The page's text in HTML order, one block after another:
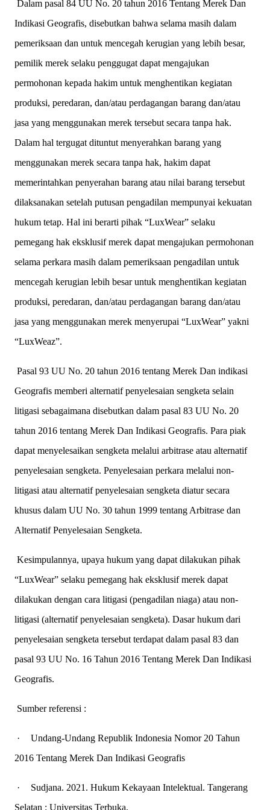
Dalam pasal 84 UU No. 20 tahun 2016 Tentang Merek Dan
Indikasi Geografis, disebutkan bahwa selama masih dalam
pemeriksaan dan untuk mencegah kerugian yang lebih besar,
pemilik merek selaku penggugat dapat mengajukan
permohonan kepada hakim untuk menghentikan kegiatan
produksi, peredaran, dan/atau perdagangan barang dan/atau
jasa yang menggunakan merek tersebut secara tanpa hak.
Dalam hal tergugat dituntut menyerahkan barang yang
menggunakan merek secara tanpa hak, hakim dapat
memerintahkan penyerahan barang atau nilai barang tersebut
dilaksanakan setelah putusan pengadilan mempunyai kekuatan
hukum tetap. Hal ini berarti pihak “LuxWear” selaku
pemegang hak eksklusif merek dapat mengajukan permohonan
selama perkara masih dalam pemeriksaan pengadilan untuk
mencegah kerugian lebih besar untuk menghentikan kegiatan
produksi, peredaran, dan/atau perdagangan barang dan/atau
jasa yang menggunakan merek menyerupai “LuxWear” yakni
“LuxWeaz”.
Pasal 93 UU No. 20 tahun 2016 tentang Merek Dan indikasi
Geografis memberi alternatif penyelesaian sengketa selain
litigasi sebagaimana disebutkan dalam pasal 83 UU No. 20
tahun 2016 tentang Merek Dan Indikasi Geografis. Para piak
dapat menyelesaikan sengketa melalui arbitrase atau alternatif
penyelesaian sengketa. Penyelesaian perkara melalui non-
litigasi atau alternatif penyelesaian sengketa diatur secara
khusus dalam UU No. 30 tahun 1999 tentang Arbitrase dan
Alternatif Penyelesaian Sengketa.
Kesimpulannya, upaya hukum yang dapat dilakukan pihak
“LuxWear” selaku pemegang hak eksklusif merek dapat
dilakukan dengan cara litigasi (pengadilan niaga) atau non-
litigasi (alternatif penyelesaian sengketa). Dasar hukum dari
penyelesaian sengketa tersebut terdapat dalam pasal 83 dan
pasal 93 UU No. 16 Tahun 2016 Tentang Merek Dan Indikasi
Geografis.
Sumber referensi :
·
Undang-Undang Republik Indonesia Nomor 20 Tahun
2016 Tentang Merek Dan Indikasi Geografis
·
Sudjana. 2021. Hukum Kekayaan Intelektual. Tangerang
Selatan : Universitas Terbuka.